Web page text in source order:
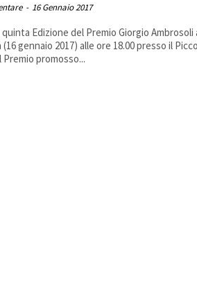
- 16 Gennaio 2017
Edizione del Premio Giorgio Ambrosoli
gennaio 2017) alle ore 18.00 presso il
promosso...